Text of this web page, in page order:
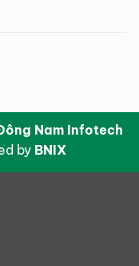
Nam Infotech
by BNIX